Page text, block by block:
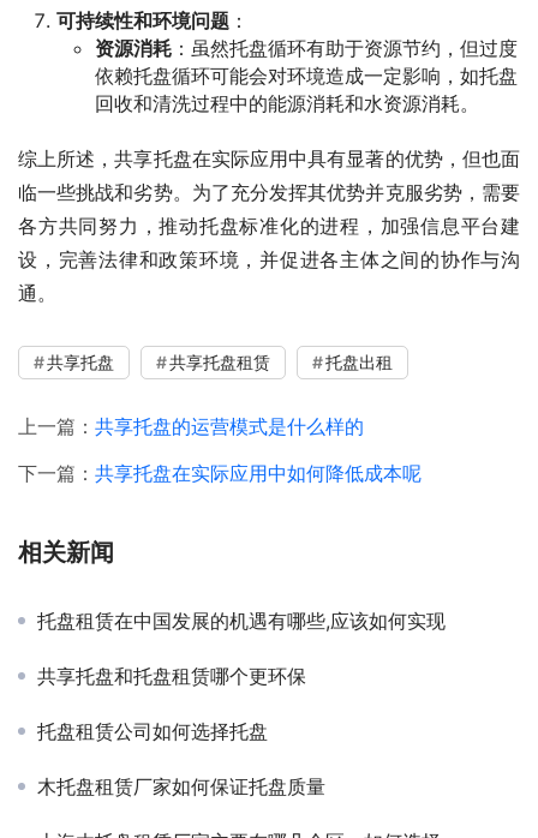
可持续性和环境问题 ：
资源消耗 ：虽然托盘循环有助于资源节约，但过度
依赖托盘循环可能会对环境造成一定影响，如托盘
回收和清洗过程中的能源消耗和水资源消耗。
综上所述，共享托盘在实际应用中具有显著的优势，但也面
临一些挑战和劣势。为了充分发挥其优势并克服劣势，需要
各方共同努力，推动托盘标准化的进程，加强信息平台建
设，完善法律和政策环境，并促进各主体之间的协作与沟
通。
共享托盘 共享托盘租赁 托盘出租
上一篇： 共享托盘的运营模式是什么样的
下一篇： 共享托盘在实际应用中如何降低成本呢
相关新闻
托盘租赁在中国发展的机遇有哪些,应该如何实现
共享托盘和托盘租赁哪个更环保
托盘租赁公司如何选择托盘
木托盘租赁厂家如何保证托盘质量